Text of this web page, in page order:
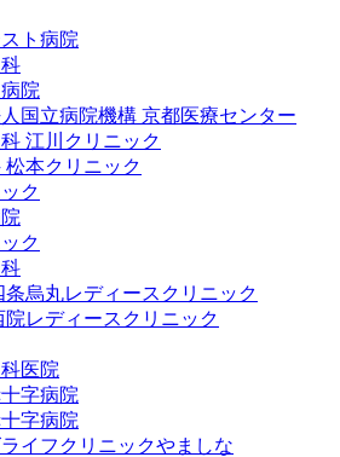
ト病院
院
国立病院機構 京都医療センター
江川クリニック
松本クリニック
ク
ク
条烏丸レディースクリニック
院レディースクリニック
医院
字病院
字病院
イフクリニックやましな